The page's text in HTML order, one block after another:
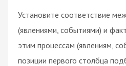
Установите соответствие
(явлениями, событиями) и
этим процессам (явлениям,
позиции первого столбца